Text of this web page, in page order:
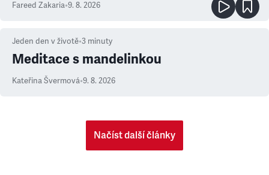
Fareed Zakaria•9. 8. 2026
Jeden den v životě•3 minuty
Meditace s mandelinkou
Kateřina Švermová•9. 8. 2026
Načíst další články